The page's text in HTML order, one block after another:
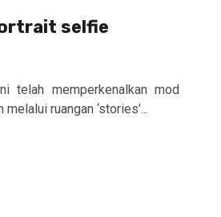
selfie
telah memperkenalkan mod
ruangan ‘stories’...